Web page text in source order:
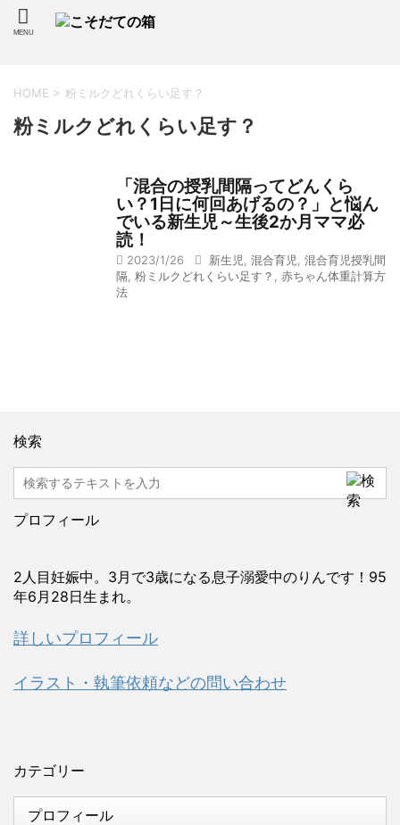
HOME > 粉ミルクどれくらい足す？
粉ミルクどれくらい足す？
「混合の授乳間隔ってどんくら
い？1日に何回あげるの？」と悩ん
でいる新生児～生後2か月ママ必
読！
2023/1/26 新生児 混合育児
混合育児授乳間
隔 粉ミルクどれくらい足す？
赤ちゃん体重計算方
法
検索
プロフィール
2人目妊娠中。3月で3歳になる息子溺愛中のりんです！95
年6月28日生まれ。
詳しいプロフィール
イラスト・執筆依頼などの問い合わせ
カテゴリー
プロフィール